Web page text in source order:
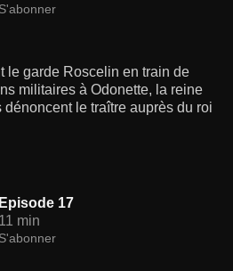
S'abonner
le garde Roscelin en train de
militaires à Odonette, la reine
le traître auprès du roi
Episode 17
11 min
S'abonner